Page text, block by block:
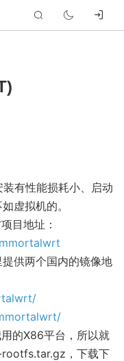
有性能损耗小、启动
虚拟机的。
目地址：
供两个国内的镜像地
的X86平台，所以就
，下载下